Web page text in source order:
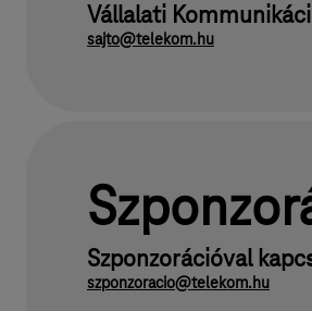
Vállalati
sajto@telekom.hu
Szponzorációval
szponzoracio@telekom.hu